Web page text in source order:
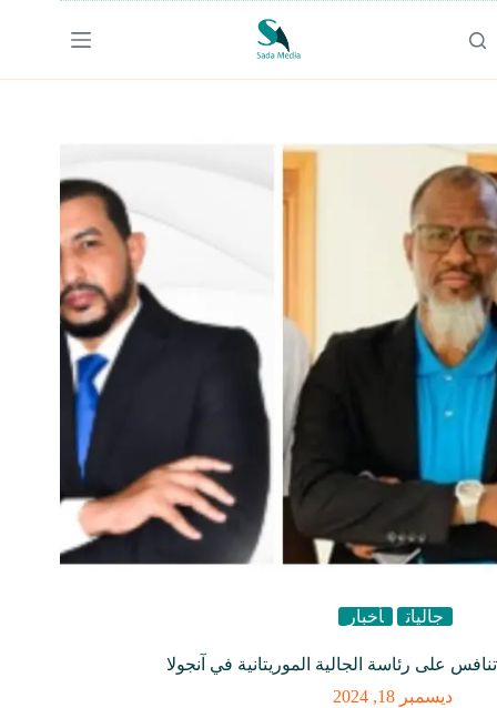
إلى
المحتوى
جاليات أخبار
تنافس على رئاسة الجالية الموريتانية في آنجولا
ديسمبر 18, 2024